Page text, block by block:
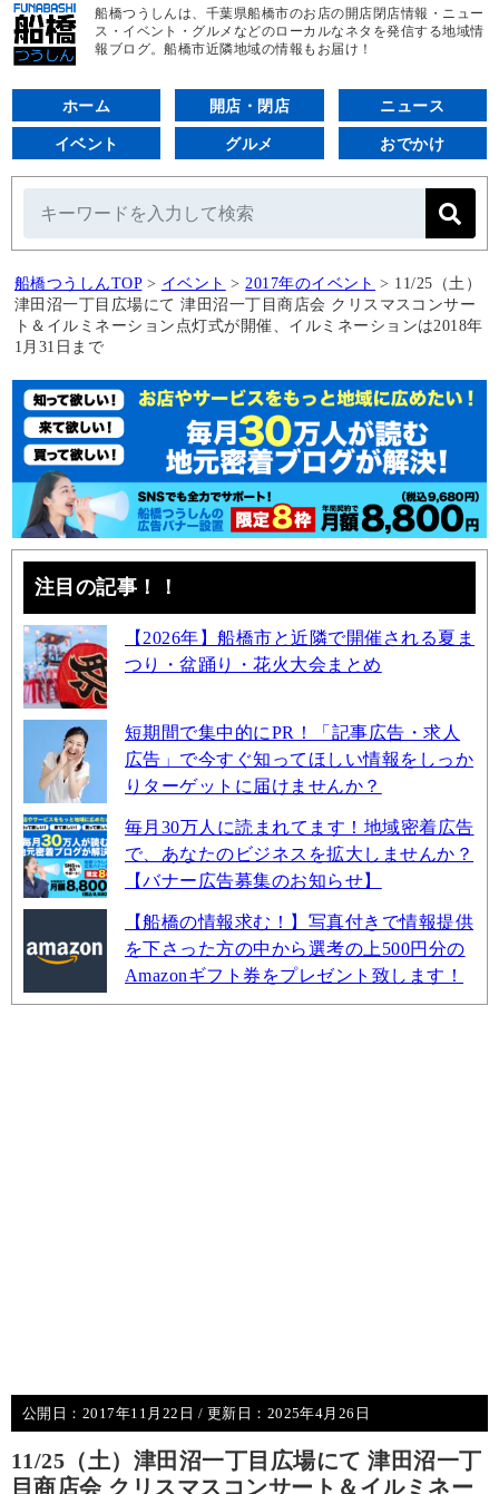
船橋つうしんは、千葉県船橋市のお店の開店閉店情報・ニュー
ス・イベント・グルメなどのローカルなネタを発信する地域情
報ブログ。船橋市近隣地域の情報もお届け！
ホーム 開店・閉店 ニュース
イベント グルメ おでかけ
船橋つうしんTOP > イベント > 2017年のイベント > 11/25（土）
津田沼一丁目広場にて 津田沼一丁目商店会 クリスマスコンサー
ト＆イルミネーション点灯式が開催、イルミネーションは2018年
1月31日まで
注目の記事！！
【2026年】船橋市と近隣で開催される夏ま
つり・盆踊り・花火大会まとめ
短期間で集中的にPR！「記事広告・求人
広告」で今すぐ知ってほしい情報をしっか
りターゲットに届けませんか？
毎月30万人に読まれてます！地域密着広告
で、あなたのビジネスを拡大しませんか？
【バナー広告募集のお知らせ】
【船橋の情報求む！】写真付きで情報提供
を下さった方の中から選考の上500円分の
Amazonギフト券をプレゼント致します！
公開日： 2017年11月22日 / 更新日： 2025年4月26日
11/25（土）津田沼一丁目広場にて 津田沼一丁
目商店会 クリスマスコンサート＆イルミネー